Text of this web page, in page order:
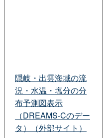
隠岐・出雲海域の流
況・水温・塩分の分
布予測図表示
（DREAMS-Cのデー
タ）（外部サイト）